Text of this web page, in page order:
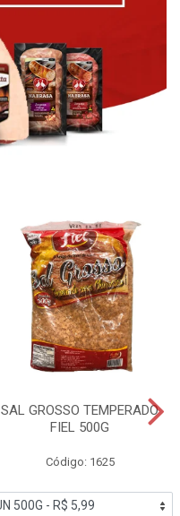
SAL GROSSO TEMPERADO
FIEL 500G
Código: 1625